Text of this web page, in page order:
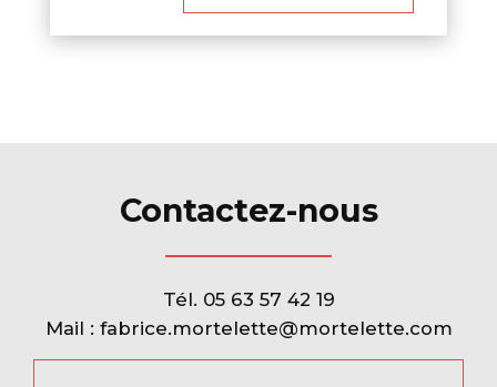
Contactez-nous
Tél. 05 63 57 42 19
Mail : fabrice.mortelette@mortelette.com